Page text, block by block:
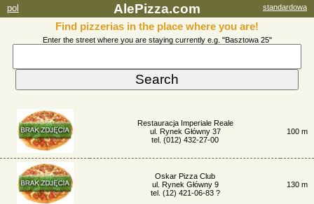
pol AlePizza.com standardowa
Find pizzerias in the place where you are!
Enter the street where you are staying currently e.g. "Basztowa 25"
Restauracja Imperiale Reale
ul. Rynek Główny 37
tel. (012) 432-27-00
100 m
Oskar Pizza Club
ul. Rynek Główny 9
tel. (12) 421-06-83 ?
130 m